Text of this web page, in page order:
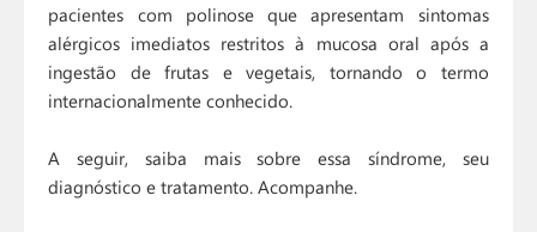
pacientes com polinose que apresentam sintomas
alérgicos imediatos restritos à mucosa oral após a
ingestão de frutas e vegetais, tornando o termo
internacionalmente conhecido.
A seguir, saiba mais sobre essa síndrome, seu
diagnóstico e tratamento. Acompanhe.